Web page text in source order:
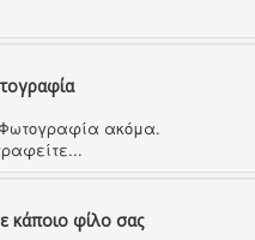
Φωτογραφία ακόμα.
κάποιο φίλο σας